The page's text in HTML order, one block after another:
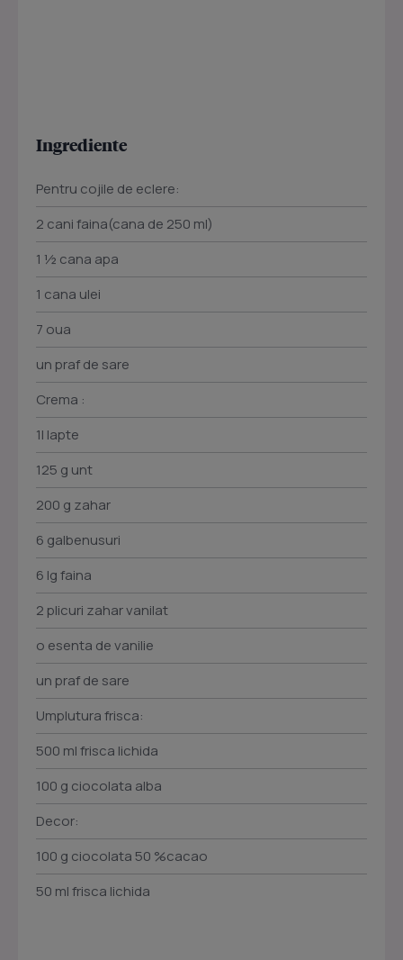
Ingrediente
Pentru cojile de eclere:
2 cani faina(cana de 250 ml)
1 ½ cana apa
1 cana ulei
7 oua
un praf de sare
Crema :
1l lapte
125 g unt
200 g zahar
6 galbenusuri
6 lg faina
2 plicuri zahar vanilat
o esenta de vanilie
un praf de sare
Umplutura frisca:
500 ml frisca lichida
100 g ciocolata alba
Decor:
100 g ciocolata 50 %cacao
50 ml frisca lichida